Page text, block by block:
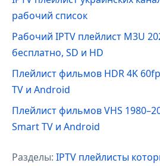
рабочий список
Рабочий IPTV плейлист M3U
бесплатно, SD и HD
Плейлист фильмов HDR 4K
TV и Android
Плейлист фильмов VHS
Smart TV и Android
Разделы: IPTV плейлисты